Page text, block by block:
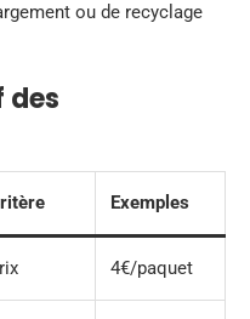
ou de recyclage
des
Exemples
4€/paquet